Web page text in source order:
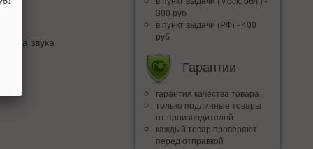
звука
300 руб
в пункт выдачи (РФ) - 400
руб
Гарантии
гарантия качества товара
только подлинные товары
от производителей
каждый товар проверяют
перед отправкой